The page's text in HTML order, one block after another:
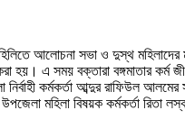
আলোচনা সভা ও দুস্থ মহিলাদের
করা হয়। এ সময় বক্তারা বঙ্গমাতার
কর্মকর্তা আব্দুর রাফিউল
মহিলা বিষয়ক কর্মকর্তা রিতা